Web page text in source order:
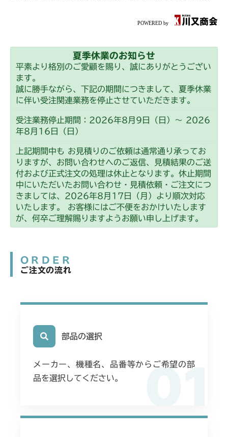
本体 FIG37 刈刃カバー(CE AU USA)
本体 FIG28 刈刃カバー(日本)
CMX2502
本体 FIG33 刈刃カバー
本体 FIG34 刈刃カバー(CE USA)
CMX2504
本体 FIG27 刈刃カバー(標準)
CMX2506YC/YCV/YCS
本体 FIG32 刈刃カバー
CMX2508YC/YCS
本体 FIG31 刈刃カバー
夏季休業のお知らせ
平素より格別のご愛顧を賜り、誠にありがとうござい
ます。
誠に勝手ながら、下記の期間につきまして、夏季休業
に伴い受注関連業務を停止させていただきます。
受注業務停止期間：2026年8月9日（日）～ 2026
年8月16日（日）
上記期間中も お見積りのご依頼は通常通り承ってお
りますが、お問い合わせへのご返信、見積結果のご送
付および正式注文の処理は休止となります。休止期間
中にいただいたお問い合わせ・見積依頼・ご注文につ
きましては、2026年8月17日（月）より順次対応
いたします。 お客様にはご不便をおかけいたします
が、何卒ご理解賜りますようお願い申し上げます。
ORDER
ご注文の流れ
01
部品の選択
メーカー、機種名、品番等からご希望の部
品を選択してください。